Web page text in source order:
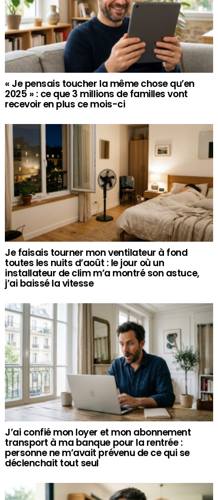
« Je pensais toucher la même chose qu’en
2025 » : ce que 3 millions de familles vont
recevoir en plus ce mois-ci
Je faisais tourner mon ventilateur à fond
toutes les nuits d’août : le jour où un
installateur de clim m’a montré son astuce,
j’ai baissé la vitesse
J’ai confié mon loyer et mon abonnement
transport à ma banque pour la rentrée :
personne ne m’avait prévenu de ce qui se
déclenchait tout seul